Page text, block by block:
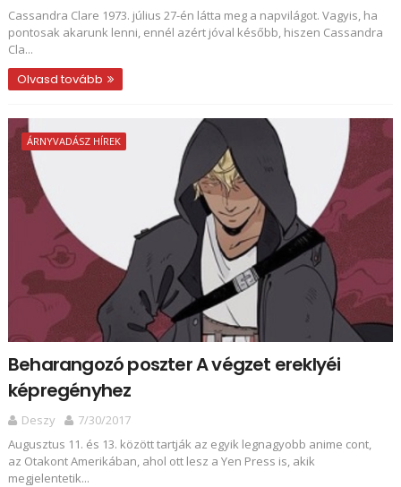
Cassandra Clare 1973. július 27-én látta meg a napvilágot. Vagyis, ha
pontosak akarunk lenni, ennél azért jóval később, hiszen Cassandra
Cla...
Olvasd tovább
ÁRNYVADÁSZ HÍREK
Beharangozó poszter A végzet ereklyéi
képregényhez
Deszy
7/30/2017
Augusztus 11. és 13. között tartják az egyik legnagyobb anime cont,
az Otakont Amerikában, ahol ott lesz a Yen Press is, akik
megjelentetik...